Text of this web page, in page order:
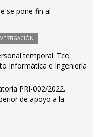
se pone fin al
temporal. Tco
Informática e Ingeniería
PRI-002/2022.
de apoyo a la